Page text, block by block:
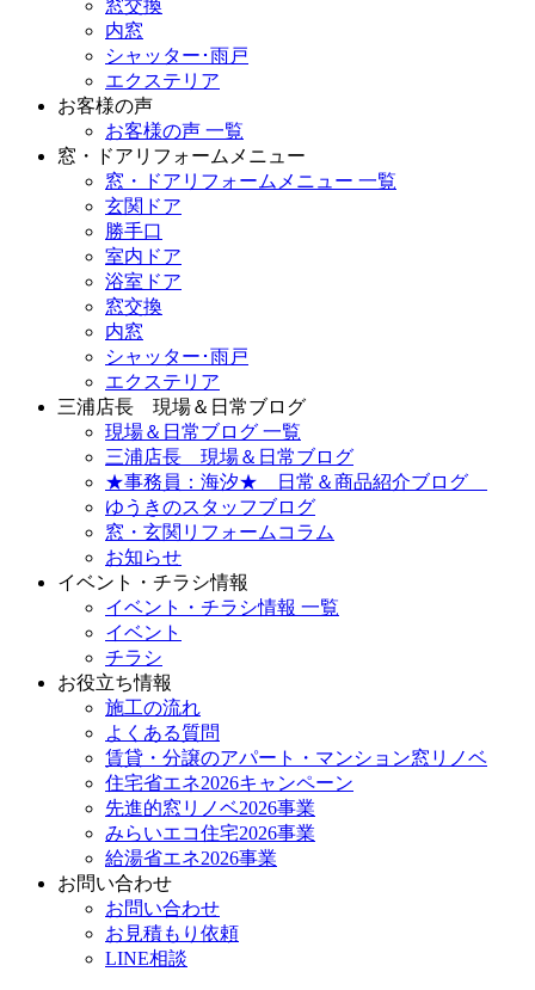
窓交換
内窓
シャッター･雨戸
エクステリア
お客様の声
お客様の声 一覧
窓・ドアリフォームメニュー
窓・ドアリフォームメニュー 一覧
玄関ドア
勝手口
室内ドア
浴室ドア
窓交換
内窓
シャッター･雨戸
エクステリア
三浦店長 現場＆日常ブログ
現場＆日常ブログ 一覧
三浦店長 現場＆日常ブログ
★事務員：海汐★ 日常＆商品紹介ブログ
ゆうきのスタッフブログ
窓・玄関リフォームコラム
お知らせ
イベント・チラシ情報
イベント・チラシ情報 一覧
イベント
チラシ
お役立ち情報
施工の流れ
よくある質問
賃貸・分譲のアパート・マンション窓リノベ
住宅省エネ2026キャンペーン
先進的窓リノベ2026事業
みらいエコ住宅2026事業
給湯省エネ2026事業
お問い合わせ
お問い合わせ
お見積もり依頼
LINE相談